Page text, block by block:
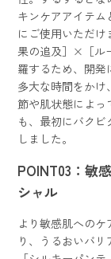
キンケアアイテ
にご使用いただ
果の追及］×［ル
羅するため、開発
多大な時間をか
節や肌状態によっ
も、最初にバク
しました。
POINT03：敏
シャル
より敏感肌への
り、うるおいバ